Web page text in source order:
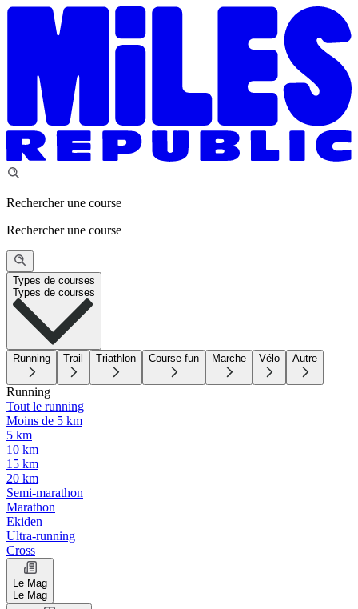
Rechercher une course
Rechercher une course
Types de courses
Types de courses
Running Trail Triathlon Course fun Marche Vélo Autre
Running
Tout le running
Moins de 5 km
5 km
10 km
15 km
20 km
Semi-marathon
Marathon
Ekiden
Ultra-running
Cross
Le Mag
Le Mag